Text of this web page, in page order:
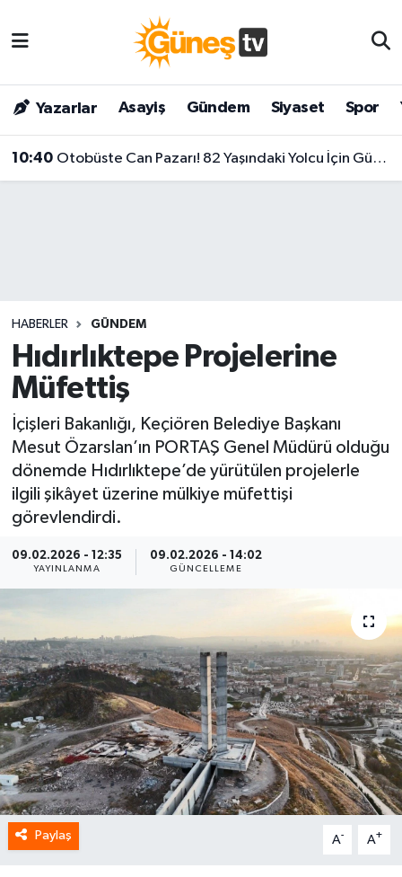
Yazarlar Asayiş Gündem Siyaset Spor
10:40 Otobüste Can Pazarı! 82 Yaşındaki Yolcu İçin Güzergâhını Hastaneye Çevirdi
HABERLER GÜNDEM
Hıdırlıktepe Projelerine
Müfettiş
İçişleri Bakanlığı, Keçiören Belediye Başkanı
Mesut Özarslan’ın PORTAŞ Genel Müdürü olduğu
dönemde Hıdırlıktepe’de yürütülen projelerle
ilgili şikâyet üzerine mülkiye müfettişi
görevlendirdi.
09.02.2026 - 12:35
YAYINLANMA
09.02.2026 - 14:02
GÜNCELLEME
Paylaş A- A+
Bilim & Teknoloji
Dünya
Magazin
Siyaset
Spor
Yaşam
Malatya Nöbetçi Eczaneler
Malatya Hava Durumu
Malatya Namaz Vakitleri
Son Dakika Haberleri
Haber Arşivi